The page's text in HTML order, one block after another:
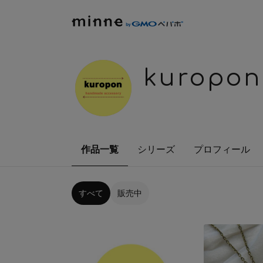
kuropon
作品一覧 シリーズ プロフィール
すべて 販売中